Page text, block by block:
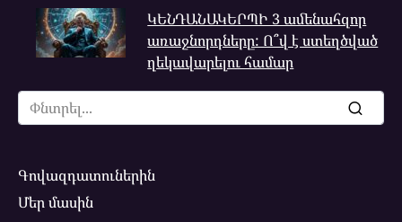
ԿԵՆԴԱՆԱԿԵՐՊԻ 3 ամենահզոր
առաջնորդները: Ո՞վ է ստեղծված
ղեկավարելու համար
Search
for:
Գովազդատուներին
Մեր մասին